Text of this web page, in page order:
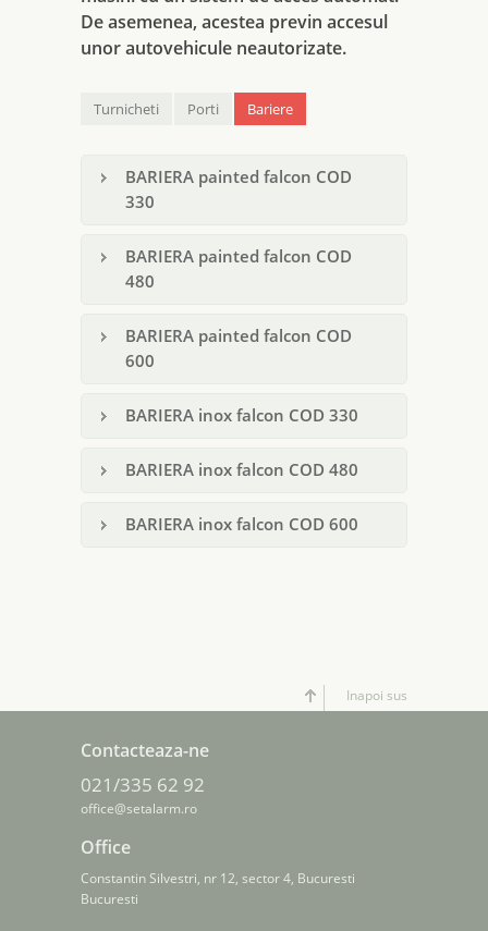
De asemenea, acestea previn accesul
unor autovehicule neautorizate.
Turnicheti Porti Bariere
BARIERA painted falcon COD
330
BARIERA painted falcon COD
480
BARIERA painted falcon COD
600
BARIERA inox falcon COD 330
BARIERA inox falcon COD 480
BARIERA inox falcon COD 600
Contacteaza-ne
021/335 62 92
office@setalarm.ro
Office
Constantin Silvestri, nr 12, sector 4, Bucuresti
Bucuresti
Inapoi sus